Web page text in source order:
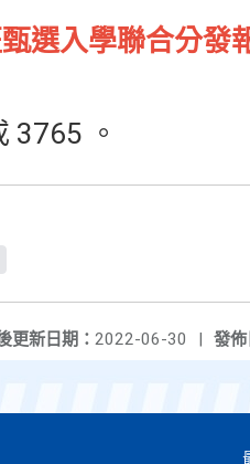
選入學聯合分發
3765 。
發佈
更新日期： 2022-06-30